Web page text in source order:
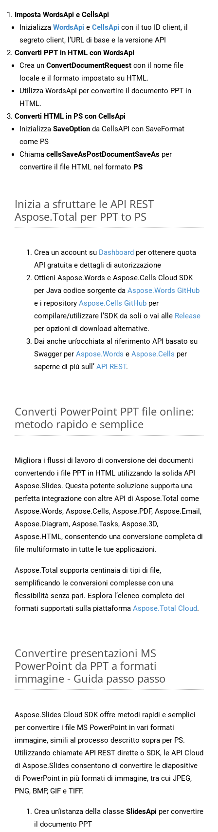
Imposta WordsApi e CellsApi
Inizializza WordsApi e CellsApi con il tuo ID client, il
segreto client, l’URL di base e la versione API
Converti PPT in HTML con WordsApi
Crea un ConvertDocumentRequest con il nome file
locale e il formato impostato su HTML.
Utilizza WordsApi per convertire il documento PPT in
HTML.
Converti HTML in PS con CellsApi
Inizializza SaveOption da CellsAPI con SaveFormat
come PS
Chiama cellsSaveAsPostDocumentSaveAs per
convertire il file HTML nel formato PS
Inizia a sfruttare le API REST
Aspose.Total per PPT to PS
Crea un account su Dashboard per ottenere quota
API gratuita e dettagli di autorizzazione
Ottieni Aspose.Words e Aspose.Cells Cloud SDK
per Java codice sorgente da Aspose.Words GitHub
e i repository Aspose.Cells GitHub per
compilare/utilizzare l’SDK da soli o vai alle Release
per opzioni di download alternative.
Dai anche un’occhiata al riferimento API basato su
Swagger per Aspose.Words e Aspose.Cells per
saperne di più sull’ API REST.
Converti PowerPoint PPT file online:
metodo rapido e semplice
Migliora i flussi di lavoro di conversione dei documenti
convertendo i file PPT in HTML utilizzando la solida API
Aspose.Slides. Questa potente soluzione supporta una
perfetta integrazione con altre API di Aspose.Total come
Aspose.Words, Aspose.Cells, Aspose.PDF, Aspose.Email,
Aspose.Diagram, Aspose.Tasks, Aspose.3D,
Aspose.HTML, consentendo una conversione completa di
file multiformato in tutte le tue applicazioni.
Aspose.Total supporta centinaia di tipi di file,
semplificando le conversioni complesse con una
flessibilità senza pari. Esplora l’elenco completo dei
formati supportati sulla piattaforma Aspose.Total Cloud.
Convertire presentazioni MS
PowerPoint da PPT a formati
immagine - Guida passo passo
Aspose.Slides Cloud SDK offre metodi rapidi e semplici
per convertire i file MS PowerPoint in vari formati
immagine, simili al processo descritto sopra per PS.
Utilizzando chiamate API REST dirette o SDK, le API Cloud
di Aspose.Slides consentono di convertire le diapositive
di PowerPoint in più formati di immagine, tra cui JPEG,
PNG, BMP, GIF e TIFF.
Crea un’istanza della classe SlidesApi per convertire
il documento PPT